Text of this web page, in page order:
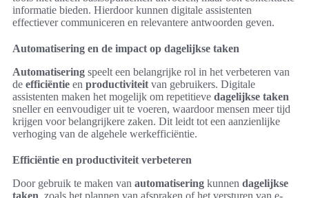
informatie bieden. Hierdoor kunnen digitale assistenten
effectiever communiceren en relevantere antwoorden geven.
Automatisering en de impact op dagelijkse taken
Automatisering speelt een belangrijke rol in het verbeteren van
de efficiëntie en productiviteit van gebruikers. Digitale
assistenten maken het mogelijk om repetitieve dagelijkse taken
sneller en eenvoudiger uit te voeren, waardoor mensen meer tijd
krijgen voor belangrijkere zaken. Dit leidt tot een aanzienlijke
verhoging van de algehele werkefficiëntie.
Efficiëntie en productiviteit verbeteren
Door gebruik te maken van automatisering kunnen dagelijkse